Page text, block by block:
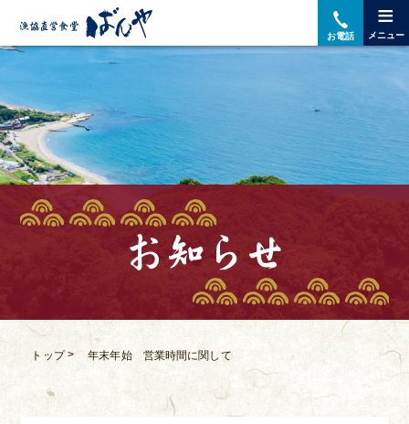
≡
メニュー
お電話
トップ> 年末年始 営業時間に関して